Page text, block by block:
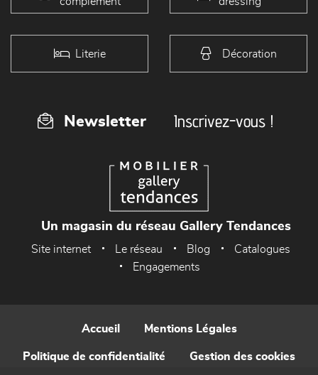
Literie Décoration
Newsletter Inscrivez-vous !
Un magasin du réseau Gallery Tendances
Site internet Le réseau Blog
Catalogues
Engagements
Accueil Mentions Légales
Politique de confidentialité Gestion des cookies